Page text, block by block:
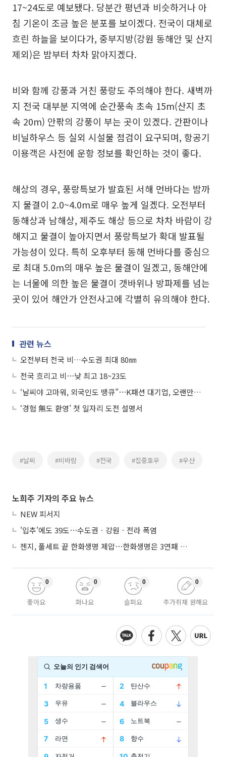
17~24도로 예보됐다. 당분간 평년과 비슷하거나 아
침 기온이 조금 높은 분포를 보이겠다. 전국이 대체로
흐린 하늘을 보이다가, 중부지방(강원 동해안 및 산지
제외)은 밤부터 차차 맑아지겠다.
비와 함께 강풍과 거친 풍랑도 주의해야 한다. 새벽까
지 전국 대부분 지역에 순간풍속 초속 15m(산지 초
속 20m) 안팎의 강풍이 부는 곳이 있겠다. 간판이나
비닐하우스 등 실외 시설물 점검이 요구되며, 항공기
이용객은 사전에 운항 정보를 확인하는 것이 좋다.
해상의 경우, 풍랑특보가 발효된 서해 먼바다는 밤까
지 물결이 2.0~4.0m로 매우 높게 일겠다. 오전부터
동해상과 남해상, 제주도 해상 등으로 차차 바람이 강
해지고 물결이 높아지면서 풍랑특보가 확대 발표될
가능성이 있다. 특히 오후부터 동해 먼바다를 중심으
로 최대 5.0m의 매우 높은 물결이 일겠고, 동해안에
는 너울에 의한 높은 물결이 갯바위나 방파제를 넘는
곳이 있어 해안가 안전사고에 각별히 유의해야 한다.
관련 뉴스
오전부터 전국 비…수도권 최대 80㎜
전국 흐리고 비⋯낮 최고 18~23도
‘날씨야 고마워, 외국인도 땡큐”⋯K패션 대기업, 오랜만에 실적 ‘기지개’
‘경험 無도 환영’ 첫 일자리 도전 설명서
#날씨 #비바람 #전국 #집중호우 #우산
노희주 기자의 주요 뉴스
NEW 피서지
'입추'에도 39도⋯수도권ㆍ강원ㆍ전라 폭염
젠지, 풀세트 끝 한화생명 제압⋯한화생명은 3연패 수렁
좋아요
0
화나요
0
슬퍼요
0
추가취재 원해요
0